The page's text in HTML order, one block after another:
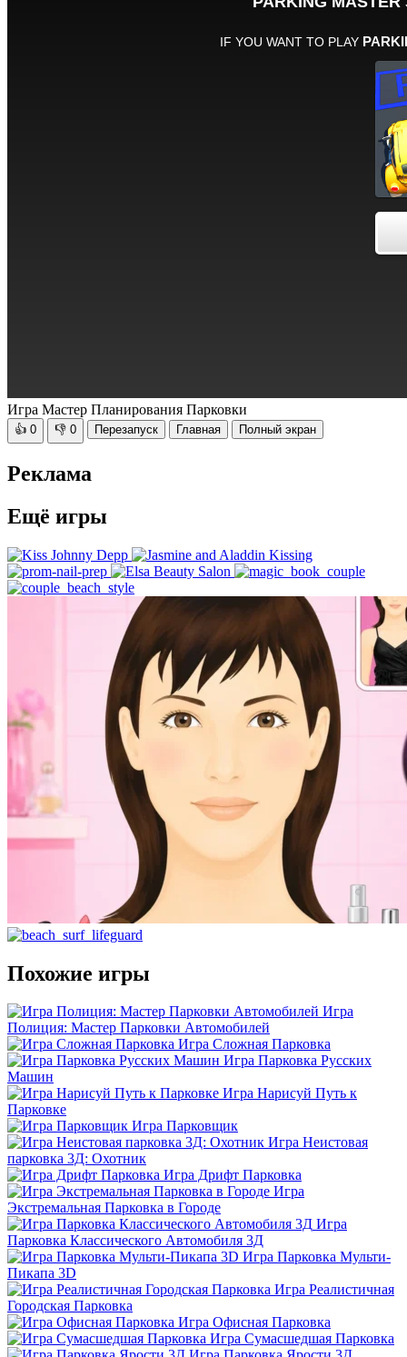
Игра Мастер Планирования Парковки
👍 0 👎 0 Перезапуск Главная Полный экран
Реклама
Ещё игры
Похожие игры
Игра
Полиция: Мастер Парковки Автомобилей
Игра Сложная Парковка
Игра Парковка Русских
Машин
Игра Нарисуй Путь к
Парковке
Игра Парковщик
Игра Неистовая
парковка 3Д: Охотник
Игра Дрифт Парковка
Игра
Экстремальная Парковка в Городе
Игра
Парковка Классического Автомобиля 3Д
Игра Парковка Мульти-
Пикапа 3D
Игра Реалистичная
Городская Парковка
Игра Офисная Парковка
Игра Сумасшедшая Парковка